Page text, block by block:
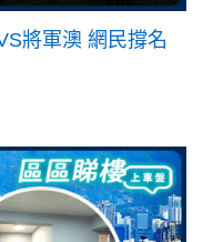
將軍澳 網民撐名